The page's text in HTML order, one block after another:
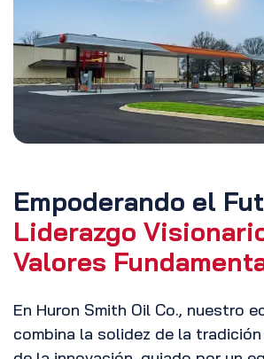
Empoderando el
Liderazgo
Valores
En Huron Smith Oil Co., nuestro
combina la solidez de la